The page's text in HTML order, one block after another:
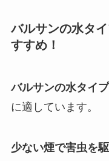
バルサンの水タ
すすめ！
バルサンの水タイプ
に適しています。
少ない煙で害虫を